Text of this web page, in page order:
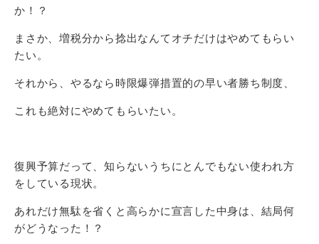
か！？
まさか、増税分から捻出なんてオチだけはやめてもらい
たい。
それから、やるなら時限爆弾措置的の早い者勝ち制度、
これも絶対にやめてもらいたい。
復興予算だって、知らないうちにとんでもない使われ方
をしている現状。
あれだけ無駄を省くと高らかに宣言した中身は、結局何
がどうなった！？